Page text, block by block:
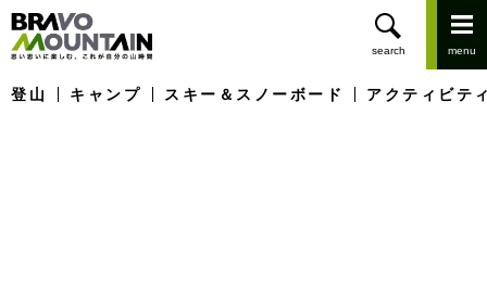
登山 キャンプ スキー＆スノーボード アクティビテ